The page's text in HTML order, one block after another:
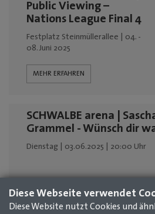
Diese Webseite verwendet
Diese Website nutzt Cookies und
Public Viewing –
Nations League Final 4
Festplatz Steinmüllerallee | 04. -
08. Juni 2025
MEHR ERFAHREN
SCHWALBE arena |
Grammel - Wünsch dir
Dienstag | 03.06.2025 | 20:00 Uhr
MEHR ERFAHREN